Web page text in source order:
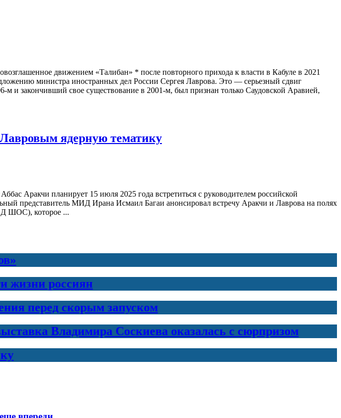
движением «Талибан» * после повторного прихода к власти в Кабуле в 2021
министра иностранных дел России Сергея Лаврова. Это — серьезный сдвиг
и закончивший свое существование в 2001-м, был признан только Саудовской Аравией,
ядерную тематику
Аракчи планирует 15 июля 2025 года встретиться с руководителем российской
представитель МИД Ирана Исмаил Багаи анонсировал встречу Аракчи и Лаврова на полях
ШОС), которое ...
жизни россиян
перед скорым запуском
Владимира Соскиева оказалась с сюрпризом